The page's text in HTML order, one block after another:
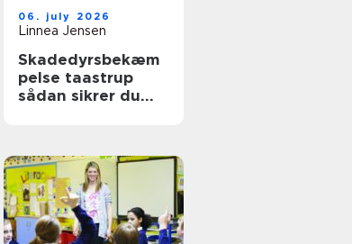
06. july 2026
Linnea Jensen
Skadedyrsbekæm
pelse taastrup
sådan sikrer du